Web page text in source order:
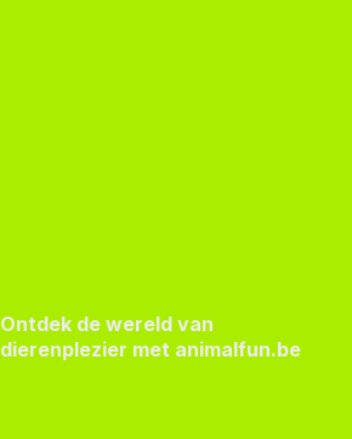
Ontdek de wereld van
dierenplezier met animalfun.be